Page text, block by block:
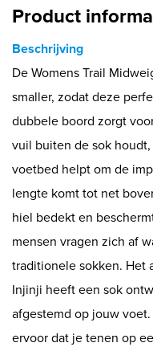
Product
Beschrijving
De Womens Trail
smaller, zodat deze
dubbele boord zorgt
vuil buiten de sok
voetbed helpt om de
lengte komt tot net
hiel bedekt en
mensen vragen zich af
traditionele sokken. Het
Injinji heeft een sok
afgestemd op jouw
ervoor dat je tenen op